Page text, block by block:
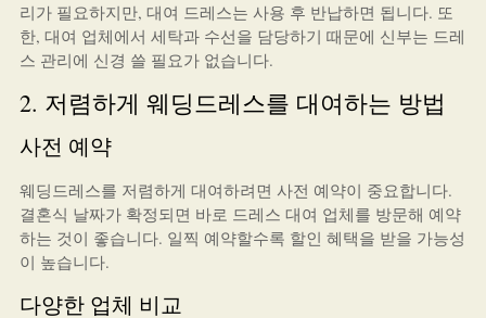
리가 필요하지만, 대여 드레스는 사용 후 반납하면 됩니다. 또
한, 대여 업체에서 세탁과 수선을 담당하기 때문에 신부는 드레
스 관리에 신경 쓸 필요가 없습니다.
2. 저렴하게 웨딩드레스를 대여하는 방법
사전 예약
웨딩드레스를 저렴하게 대여하려면 사전 예약이 중요합니다.
결혼식 날짜가 확정되면 바로 드레스 대여 업체를 방문해 예약
하는 것이 좋습니다. 일찍 예약할수록 할인 혜택을 받을 가능성
이 높습니다.
다양한 업체 비교